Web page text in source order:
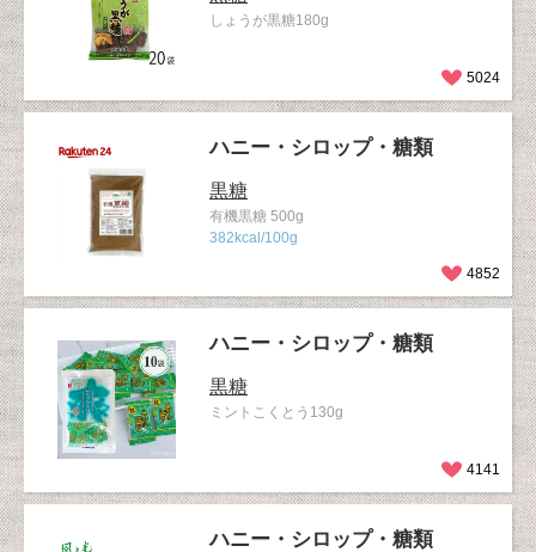
しょうが黒糖180g
5024
ハニー・シロップ・糖類
黒糖
有機黒糖 500g
382kcal/100g
4852
ハニー・シロップ・糖類
黒糖
ミントこくとう130g
4141
ハニー・シロップ・糖類